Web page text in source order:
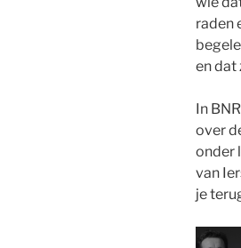
raden
en dat
In
over
onder
van
je